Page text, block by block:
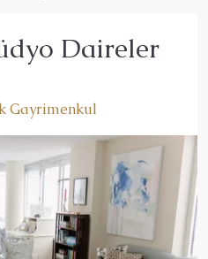
Daireler
Gayrimenkul